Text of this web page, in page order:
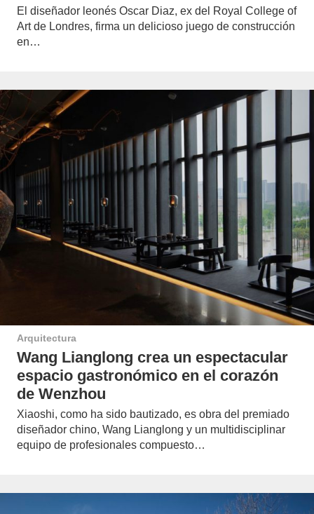
El diseñador leonés Oscar Diaz, ex del Royal College of
Art de Londres, firma un delicioso juego de construcción
en…
Arquitectura
Wang Lianglong crea un espectacular
espacio gastronómico en el corazón
de Wenzhou
Xiaoshi, como ha sido bautizado, es obra del premiado
diseñador chino, Wang Lianglong y un multidisciplinar
equipo de profesionales compuesto…